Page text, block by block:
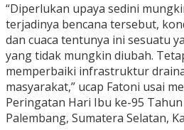
“Diperlukan upaya sedini
terjadinya bencana tersebut,
dan cuaca tentunya ini sesuatu
yang tidak mungkin diubah.
memperbaiki infrastruktur
masyarakat,” ucap Fatoni usai
Peringatan Hari Ibu ke-95
Palembang, Sumatera Selatan,